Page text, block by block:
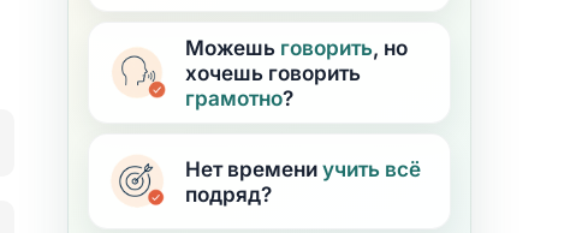
Можешь говорить, но
хочешь говорить
грамотно?
Нет времениучить всё
подряд?